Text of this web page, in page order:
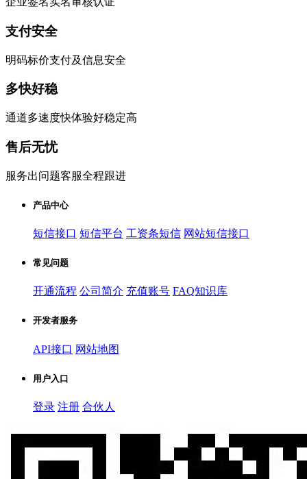
支付安全
明码标价支付及信息安全
多快好稳
通道多速度快体验好稳定高
售后无忧
服务出问题客服全程跟进
产品中心
短信接口 短信平台 工资条短信 网站短信接口
常见问题
开通流程 公司简介 充值账号 FAQ知识库
开发者服务
API接口 网站地图
用户入口
登录 注册 合伙人